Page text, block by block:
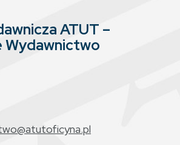
ATUT –
Wydawnictwo